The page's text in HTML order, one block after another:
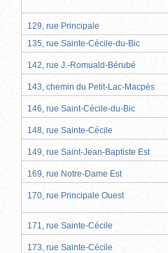
129, rue Principale
135, rue Sainte-Cécile-du-Bic
142, rue J.-Romuald-Bérubé
143, chemin du Petit-Lac-Macpès
146, rue Saint-Cécile-du-Bic
148, rue Sainte-Cécile
149, rue Saint-Jean-Baptiste Est
169, rue Notre-Dame Est
170, rue Principale Ouest
171, rue Sainte-Cécile
173, rue Sainte-Cécile